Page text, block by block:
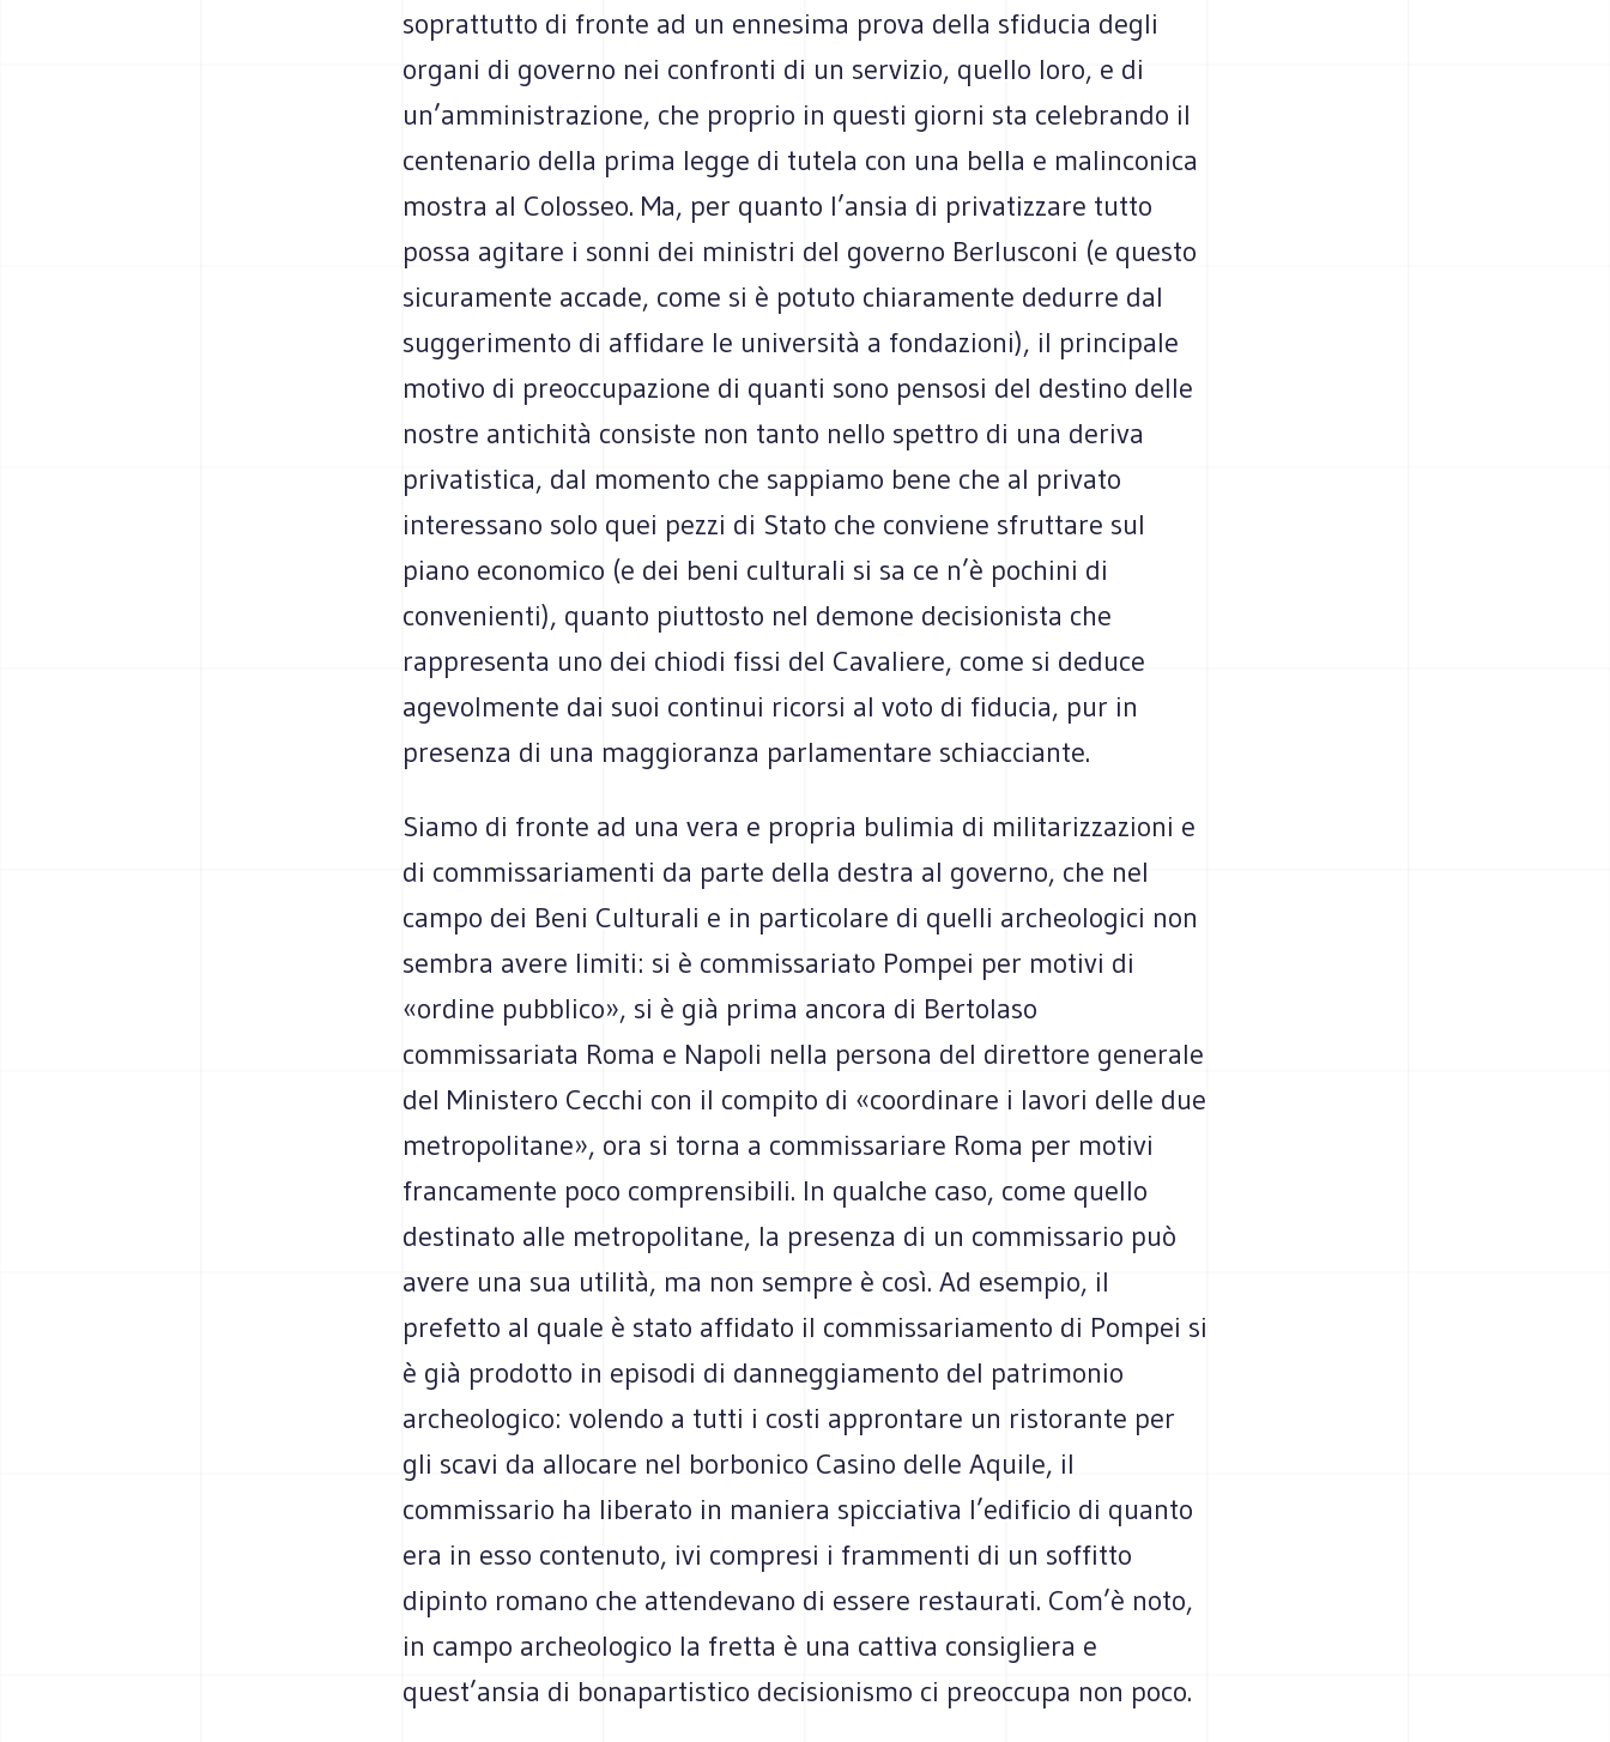
soprattutto di fronte ad un ennesima prova della sfiducia degli
organi di governo nei confronti di un servizio, quello loro, e di
un’amministrazione, che proprio in questi giorni sta celebrando il
centenario della prima legge di tutela con una bella e malinconica
mostra al Colosseo. Ma, per quanto l’ansia di privatizzare tutto
possa agitare i sonni dei ministri del governo Berlusconi (e questo
sicuramente accade, come si è potuto chiaramente dedurre dal
suggerimento di affidare le università a fondazioni), il principale
motivo di preoccupazione di quanti sono pensosi del destino delle
nostre antichità consiste non tanto nello spettro di una deriva
privatistica, dal momento che sappiamo bene che al privato
interessano solo quei pezzi di Stato che conviene sfruttare sul
piano economico (e dei beni culturali si sa ce n’è pochini di
convenienti), quanto piuttosto nel demone decisionista che
rappresenta uno dei chiodi fissi del Cavaliere, come si deduce
agevolmente dai suoi continui ricorsi al voto di fiducia, pur in
presenza di una maggioranza parlamentare schiacciante.
Siamo di fronte ad una vera e propria bulimia di militarizzazioni e
di commissariamenti da parte della destra al governo, che nel
campo dei Beni Culturali e in particolare di quelli archeologici non
sembra avere limiti: si è commissariato Pompei per motivi di
«ordine pubblico», si è già prima ancora di Bertolaso
commissariata Roma e Napoli nella persona del direttore generale
del Ministero Cecchi con il compito di «coordinare i lavori delle due
metropolitane», ora si torna a commissariare Roma per motivi
francamente poco comprensibili. In qualche caso, come quello
destinato alle metropolitane, la presenza di un commissario può
avere una sua utilità, ma non sempre è così. Ad esempio, il
prefetto al quale è stato affidato il commissariamento di Pompei si
è già prodotto in episodi di danneggiamento del patrimonio
archeologico: volendo a tutti i costi approntare un ristorante per
gli scavi da allocare nel borbonico Casino delle Aquile, il
commissario ha liberato in maniera spicciativa l’edificio di quanto
era in esso contenuto, ivi compresi i frammenti di un soffitto
dipinto romano che attendevano di essere restaurati. Com’è noto,
in campo archeologico la fretta è una cattiva consigliera e
quest’ansia di bonapartistico decisionismo ci preoccupa non poco.